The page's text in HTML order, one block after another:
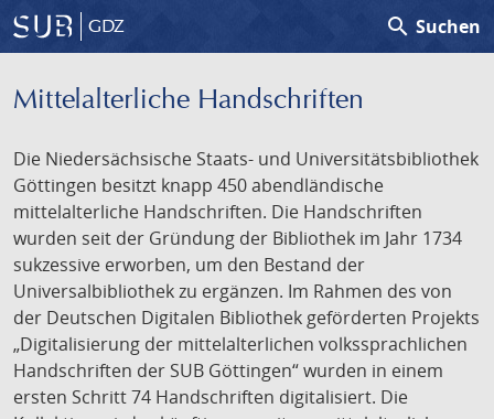
GDZ search Suchen
Mittelalterliche Handschriften
Die Niedersächsische Staats- und Universitätsbibliothek
Göttingen besitzt knapp 450 abendländische
mittelalterliche Handschriften. Die Handschriften
wurden seit der Gründung der Bibliothek im Jahr 1734
sukzessive erworben, um den Bestand der
Universalbibliothek zu ergänzen. Im Rahmen des von
der Deutschen Digitalen Bibliothek geförderten Projekts
„Digitalisierung der mittelalterlichen volkssprachlichen
Handschriften der SUB Göttingen“ wurden in einem
ersten Schritt 74 Handschriften digitalisiert. Die